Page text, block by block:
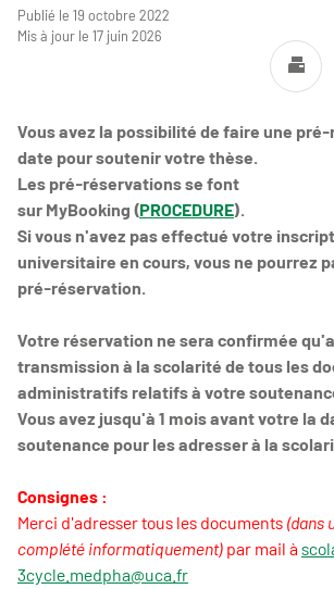
Publié le 19 octobre 2022
Mis à jour le 17 juin 2026
Vous avez la possibilité de faire une
date pour soutenir votre thèse.
Les pré-réservations se font
sur MyBooking (PROCEDURE).
Si vous n'avez pas effectué votre
universitaire en cours, vous ne pourrez
pré-réservation.
Votre réservation ne sera confirmée
transmission à la scolarité de tous les
administratifs relatifs à votre
Vous avez jusqu'à 1 mois avant votre la
soutenance pour les adresser à la
Consignes :
Merci d'adresser tous les documents (dans
complété informatiquement) par mail à
3cycle.medpha@uca.fr